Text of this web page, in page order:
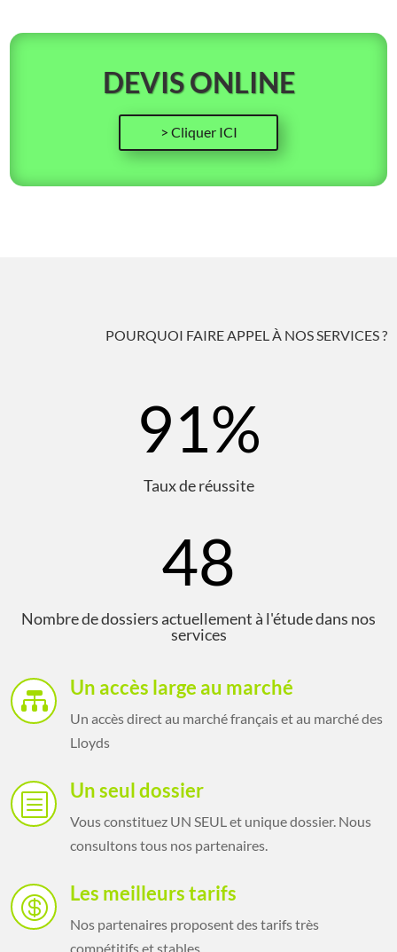
DEVIS ONLINE
> Cliquer ICI
POURQUOI FAIRE APPEL À NOS SERVICES ?
91%
Taux de réussite
48
Nombre de dossiers actuellement à l'étude dans nos
services
 Un accès large au marché
Un accès direct au marché français et au marché des
Lloyds
b Un seul dossier
Vous constituez UN SEUL et unique dossier. Nous
consultons tous nos partenaires.
 Les meilleurs tarifs
Nos partenaires proposent des tarifs très
compétitifs et stables